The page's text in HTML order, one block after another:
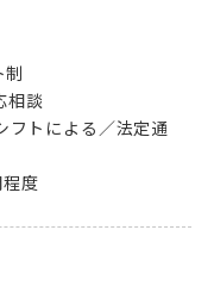
相談
フトによる／法定通
度